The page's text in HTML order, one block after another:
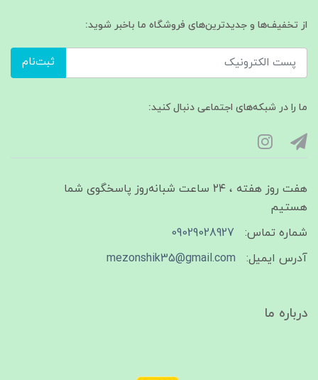
از تخفیف‌ها و جدیدترین‌های فروشگاه ما باخبر شوید:
ثبت‌نام
ما را در شبکه‌های اجتماعی دنبال کنید:
هفت روز هفته ، ۲۴ ساعت شبانه‌روز پاسخگوی شما
هستیم
شماره تماس:
09029028927
آدرس ایمیل:
mezonshik35@gmail.com
درباره ما